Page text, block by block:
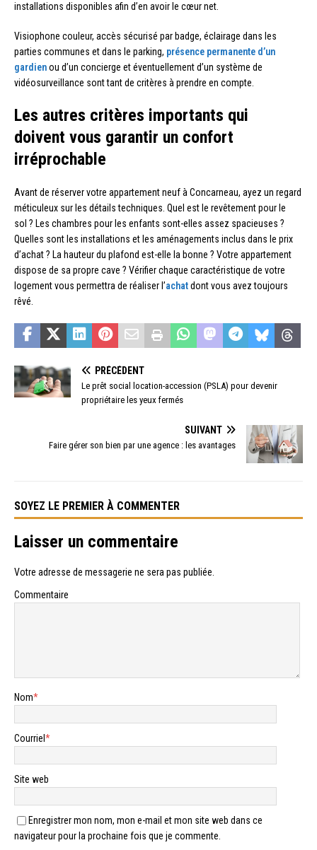
installations disponibles afin d’en avoir le cœur net.
Visiophone couleur, accès sécurisé par badge, éclairage dans les
parties communes et dans le parking, présence permanente d’un
gardienou d’un concierge et éventuellement d’un système de
vidéosurveillance sont tant de critères à prendre en compte.
Les autres critères importants qui
doivent vous garantir un confort
irréprochable
Avant de réserver votre appartement neuf à Concarneau, ayez un regard
méticuleux sur les détails techniques. Quel est le revêtement pour le
sol ? Les chambres pour les enfants sont-elles assez spacieuses ?
Quelles sont les installations et les aménagements inclus dans le prix
d’achat ? La hauteur du plafond est-elle la bonne ? Votre appartement
dispose de sa propre cave ? Vérifier chaque caractéristique de votre
logement vous permettra de réaliser l’achatdont vous avez toujours
rêvé.
PRÉCÉDENT
Le prêt social location-accession (PSLA) pour devenir
propriétaire les yeux fermés
SUIVANT
Faire gérer son bien par une agence : les avantages
SOYEZ LE PREMIER À COMMENTER
Laisser un commentaire
Votre adresse de messagerie ne sera pas publiée.
Commentaire
Nom*
Courriel*
Site web
Enregistrer mon nom, mon e-mail et mon site web dans ce
navigateur pour la prochaine fois que je commente.